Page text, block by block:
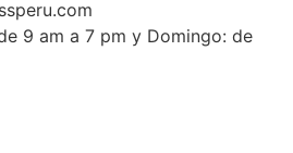
9 am a 7 pm y Domingo: de